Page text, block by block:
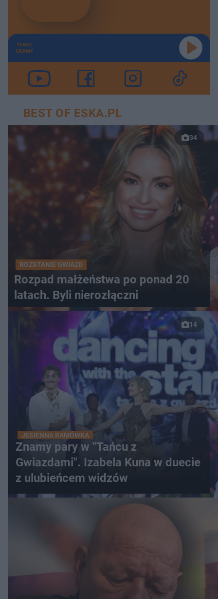
TERAZ
GRAMY
BEST OF ESKA.PL
34
ROZSTANIE GWIAZD
Rozpad małżeństwa po ponad 20
latach. Byli nierozłączni
14
JESIENNA RAMÓWKA
Znamy pary w "Tańcu z
Gwiazdami". Izabela Kuna w duecie
z ulubieńcem widzów